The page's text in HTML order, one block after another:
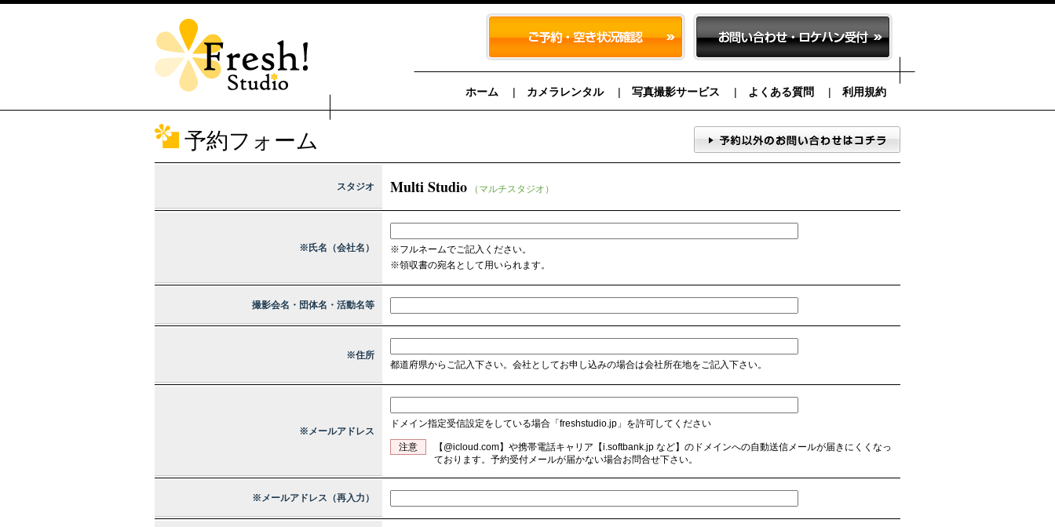
ホーム カメラレンタル 写真撮影サービス よくある質問 利用規約
予約フォーム
スタジオ Multi Studio （マルチスタジオ）
※氏名（会社名）
※フルネームでご記入ください。
※領収書の宛名として用いられます。
撮影会名・団体名・活動名等
※住所
都道府県からご記入下さい。会社としてお申し込みの場合は会社所在地をご記入下さい。
※メールアドレス
ドメイン指定受信設定をしている場合「freshstudio.jp」を許可してください
注意
【@icloud.com】や携帯電話キャリア【i.softbank.jp など】のドメインへの自動送信メールが届きにくくなっ
ております。予約受付メールが届かない場合お問合せ下さい。
※メールアドレス（再入力）